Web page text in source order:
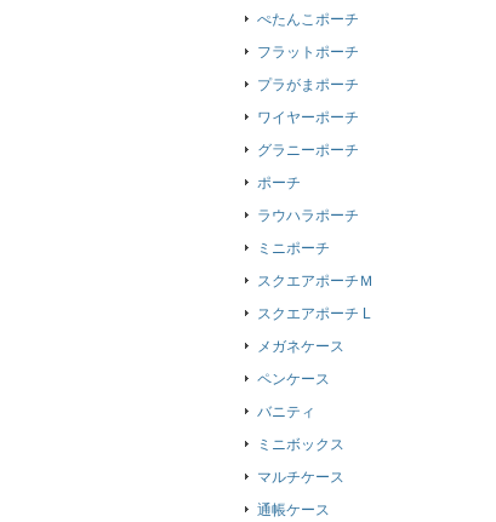
ぺたんこポーチ
フラットポーチ
プラがまポーチ
ワイヤーポーチ
グラニーポーチ
ポーチ
ラウハラポーチ
ミニポーチ
スクエアポーチＭ
スクエアポーチ L
メガネケース
ペンケース
バニティ
ミニボックス
マルチケース
通帳ケース